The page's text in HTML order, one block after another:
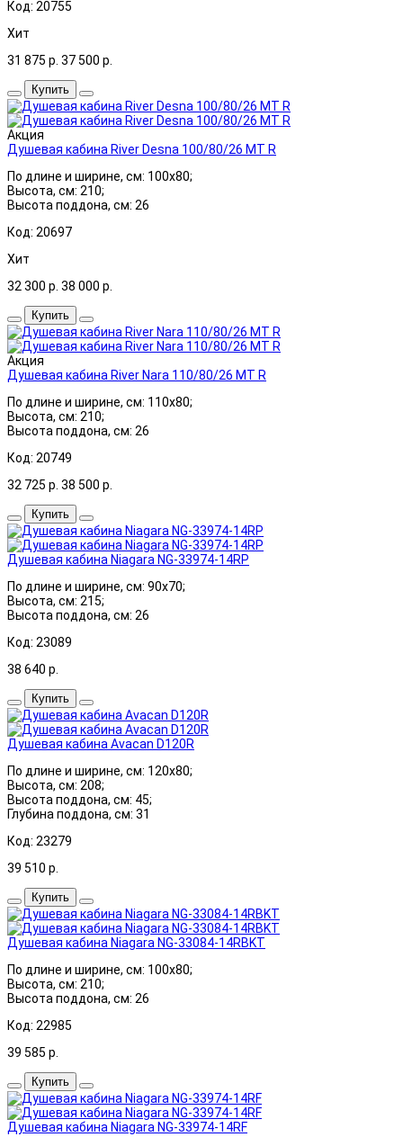
Код: 20755
Хит
31 875 р. 37 500 р.
Купить
Акция
Душевая кабина River Desna 100/80/26 МТ R
По длине и ширине, см: 100x80;
Высота, см: 210;
Высота поддона, см: 26
Код: 20697
Хит
32 300 р. 38 000 р.
Купить
Акция
Душевая кабина River Nara 110/80/26 МТ R
По длине и ширине, см: 110x80;
Высота, см: 210;
Высота поддона, см: 26
Код: 20749
32 725 р. 38 500 р.
Купить
Душевая кабина Niagara NG-33974-14RP
По длине и ширине, см: 90x70;
Высота, см: 215;
Высота поддона, см: 26
Код: 23089
38 640 р.
Купить
Душевая кабина Avacan D120R
По длине и ширине, см: 120x80;
Высота, см: 208;
Высота поддона, см: 45;
Глубина поддона, см: 31
Код: 23279
39 510 р.
Купить
Душевая кабина Niagara NG-33084-14RBKT
По длине и ширине, см: 100x80;
Высота, см: 210;
Высота поддона, см: 26
Код: 22985
39 585 р.
Купить
Душевая кабина Niagara NG-33974-14RF